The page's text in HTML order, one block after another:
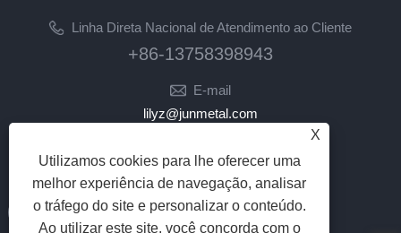
Linha Direta Nacional de Atendimento ao Cliente
+86-13758398943
E-mail
lilyz@junmetal.com
SIGA-NOS
X
Utilizamos cookies para lhe oferecer uma
melhor experiência de navegação, analisar
o tráfego do site e personalizar o conteúdo.
Ao utilizar este site, você concorda com o